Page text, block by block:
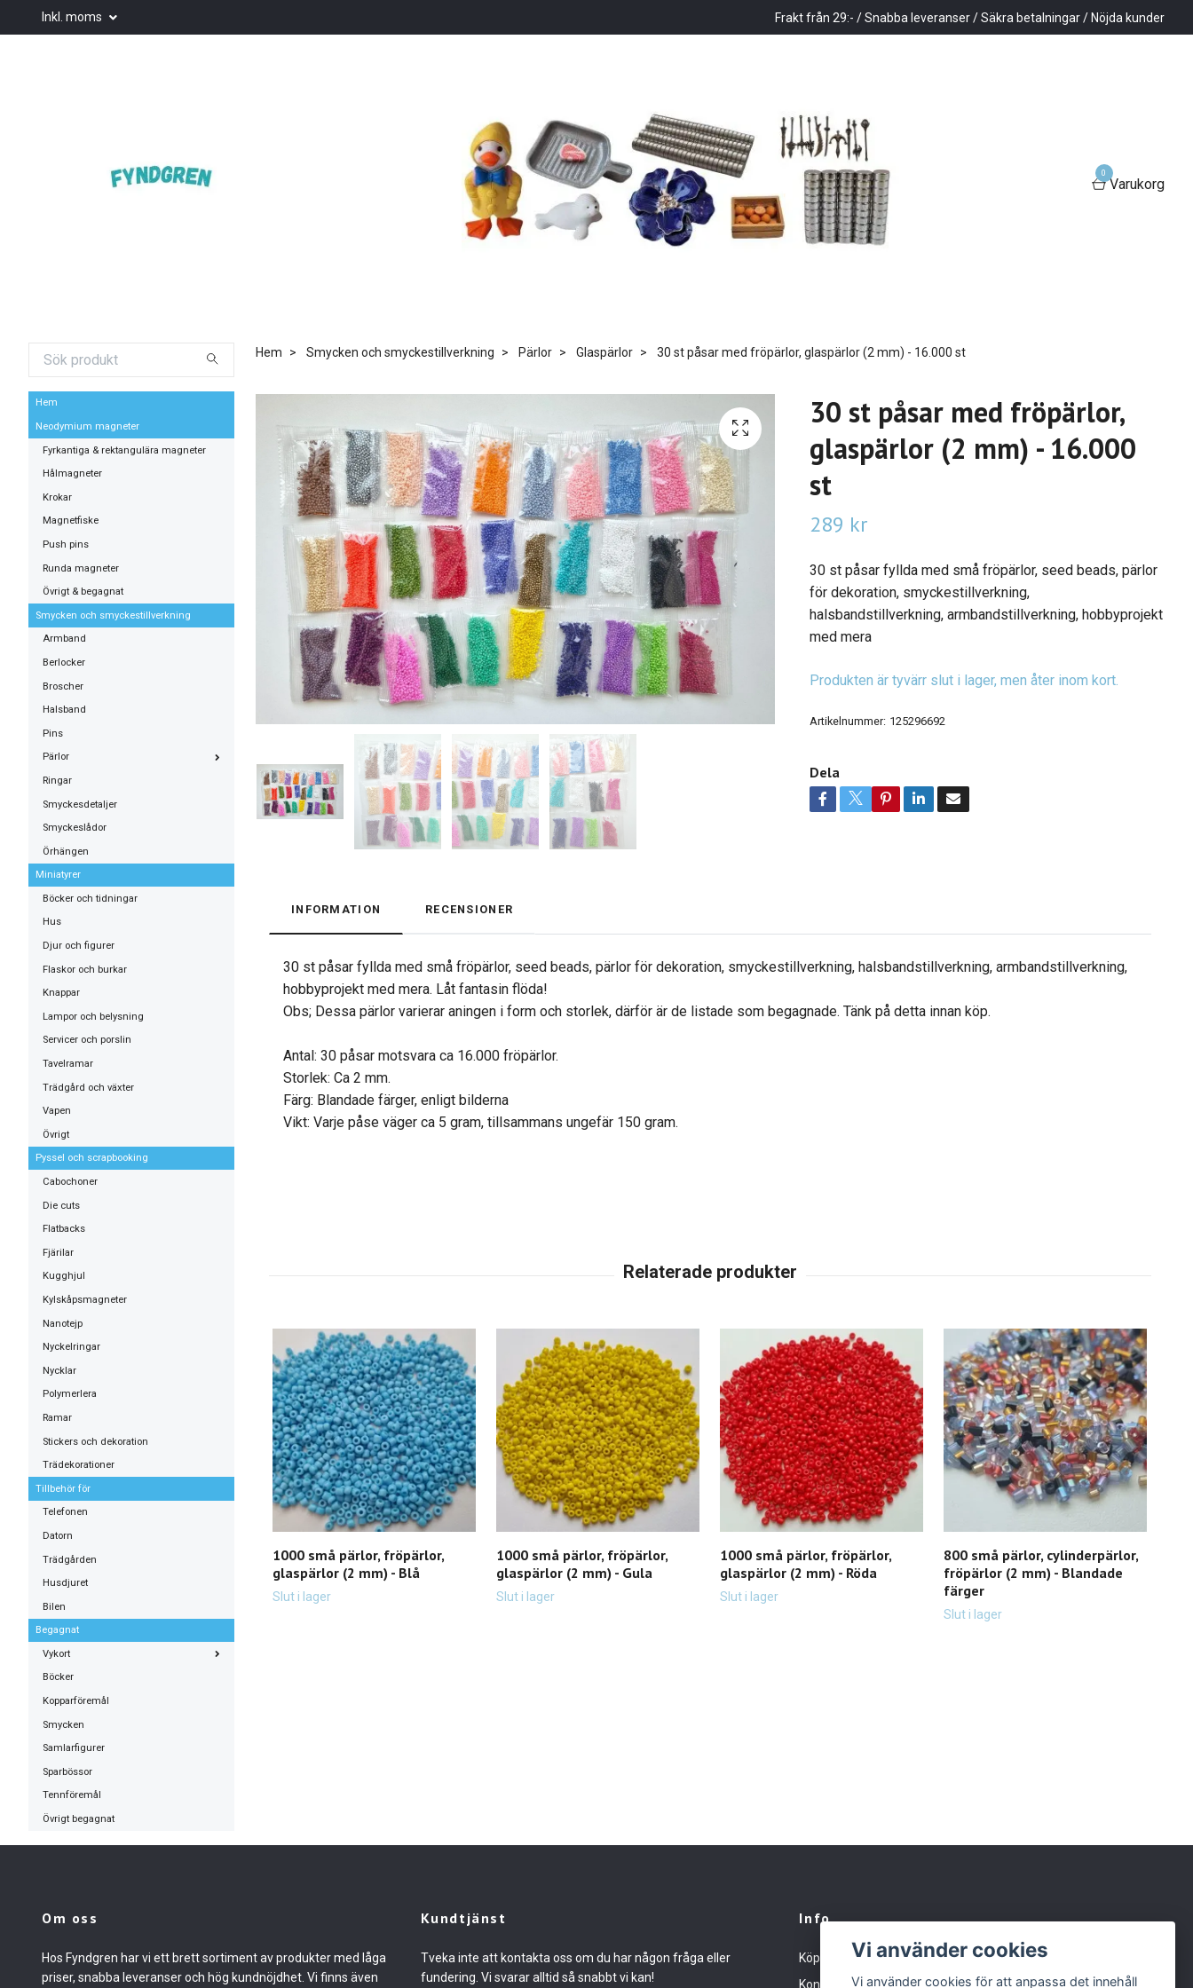
Inkl. moms Frakt från 29:- / Snabba leveranser / Säkra betalningar / Nöjda kunder
0
Varukorg
Hem
Neodymium magneter
Fyrkantiga & rektangulära magneter
Hålmagneter
Krokar
Magnetfiske
Push pins
Runda magneter
Övrigt & begagnat
Smycken och smyckestillverkning
Armband
Berlocker
Broscher
Halsband
Pins
Pärlor
Ringar
Smyckesdetaljer
Smyckeslådor
Örhängen
Miniatyrer
Böcker och tidningar
Hus
Djur och figurer
Flaskor och burkar
Knappar
Lampor och belysning
Servicer och porslin
Tavelramar
Trädgård och växter
Vapen
Övrigt
Pyssel och scrapbooking
Cabochoner
Die cuts
Flatbacks
Fjärilar
Kugghjul
Kylskåpsmagneter
Nanotejp
Nyckelringar
Nycklar
Polymerlera
Ramar
Stickers och dekoration
Trädekorationer
Tillbehör för
Telefonen
Datorn
Trädgården
Husdjuret
Bilen
Begagnat
Vykort
Böcker
Kopparföremål
Smycken
Samlarfigurer
Sparbössor
Tennföremål
Övrigt begagnat
Hem Smycken och smyckestillverkning Pärlor Glaspärlor 30 st påsar med fröpärlor, glaspärlor (2 mm) - 16.000 st
30 st påsar med fröpärlor,
glaspärlor (2 mm) - 16.000
st
289 kr
30 st påsar fyllda med små fröpärlor, seed beads, pärlor
för dekoration, smyckestillverkning,
halsbandstillverkning, armbandstillverkning, hobbyprojekt
med mera
Produkten är tyvärr slut i lager, men åter inom kort.
Artikelnummer: 125296692
Dela
INFORMATION RECENSIONER
30 st påsar fyllda med små fröpärlor, seed beads, pärlor för dekoration, smyckestillverkning, halsbandstillverkning, armbandstillverkning,
hobbyprojekt med mera. Låt fantasin flöda!
Obs; Dessa pärlor varierar aningen i form och storlek, därför är de listade som begagnade. Tänk på detta innan köp.
Antal: 30 påsar motsvara ca 16.000 fröpärlor.
Storlek: Ca 2 mm.
Färg: Blandade färger, enligt bilderna
Vikt: Varje påse väger ca 5 gram, tillsammans ungefär 150 gram.
1000 små pärlor, fröpärlor,
glaspärlor (2 mm) - Blå
Slut i lager
1000 små pärlor, fröpärlor,
glaspärlor (2 mm) - Gula
Slut i lager
1000 små pärlor, fröpärlor,
glaspärlor (2 mm) - Röda
Slut i lager
800 små pärlor, cylinderpärlor,
fröpärlor (2 mm) - Blandade
färger
Slut i lager
Om oss
Hos Fyndgren har vi ett brett sortiment av produkter med låga
priser, snabba leveranser och hög kundnöjdhet. Vi finns även
Kundtjänst
Tveka inte att kontakta oss om du har någon fråga eller
fundering. Vi svarar alltid så snabbt vi kan!
Info
Köpvillkor
Kontakt
Vi använder cookies
Vi använder cookies för att anpassa det innehåll